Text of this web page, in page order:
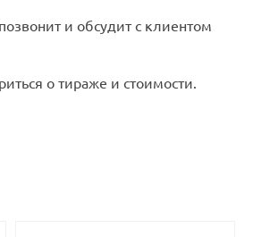
и обсудит с клиентом
о тираже и стоимости.